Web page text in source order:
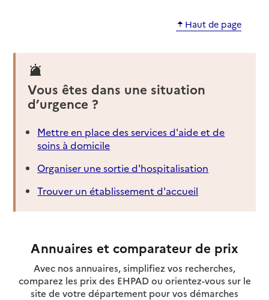
Haut de page
Vous êtes dans une situation
d’urgence ?
Mettre en place des services d'aide et de
soins à domicile
Organiser une sortie d'hospitalisation
Trouver un établissement d'accueil
Annuaires et comparateur de prix
Avec nos annuaires, simplifiez vos recherches,
comparez les prix des EHPAD ou orientez-vous sur le
site de votre département pour vos démarches